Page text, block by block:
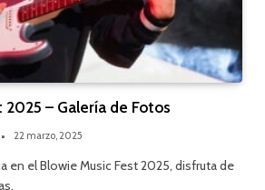
2025 – Galería de Fotos
22 marzo, 2025
en el Blowie Music Fest 2025, disfruta de